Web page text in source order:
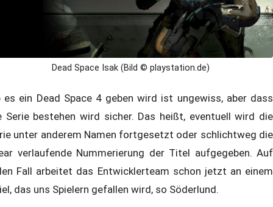
Dead Space Isak (Bild © playstation.de)
es ein Dead Space 4 geben wird ist ungewiss, aber dass
Serie bestehen wird sicher. Das heißt, eventuell wird die
unter anderem Namen fortgesetzt oder schlichtweg die
verlaufende Nummerierung der Titel aufgegeben. Auf
Fall arbeitet das Entwicklerteam schon jetzt an einem
das uns Spielern gefallen wird, so Söderlund.